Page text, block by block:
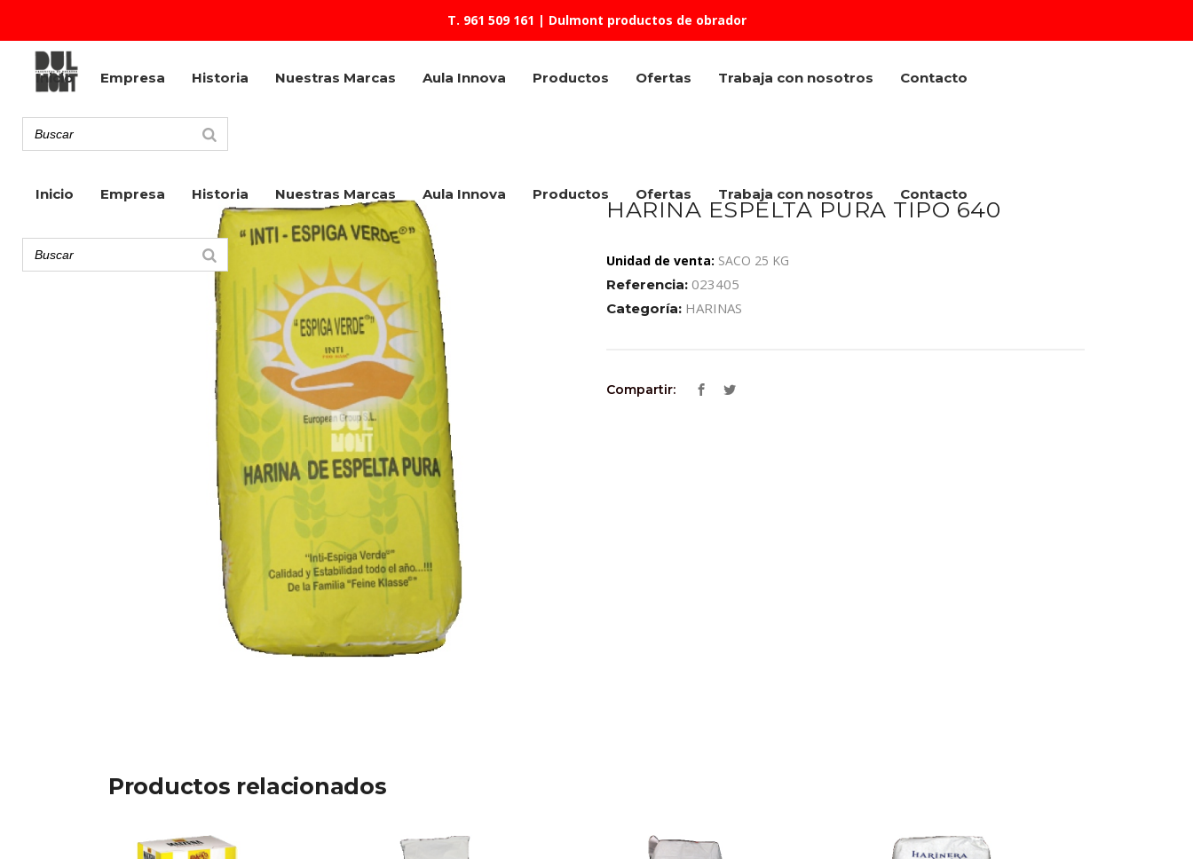
T. 961 509 161 | Dulmont productos de obrador
Inicio Empresa Historia Nuestras Marcas Aula Innova Productos Ofertas Trabaja con nosotros Contacto
Inicio Empresa Historia Nuestras Marcas Aula Innova Productos Ofertas Trabaja con nosotros Contacto
HARINA ESPELTA PURA TIPO 640
Unidad de venta: SACO 25 KG
Referencia: 023405
Categoría: HARINAS
Compartir:
Productos relacionados